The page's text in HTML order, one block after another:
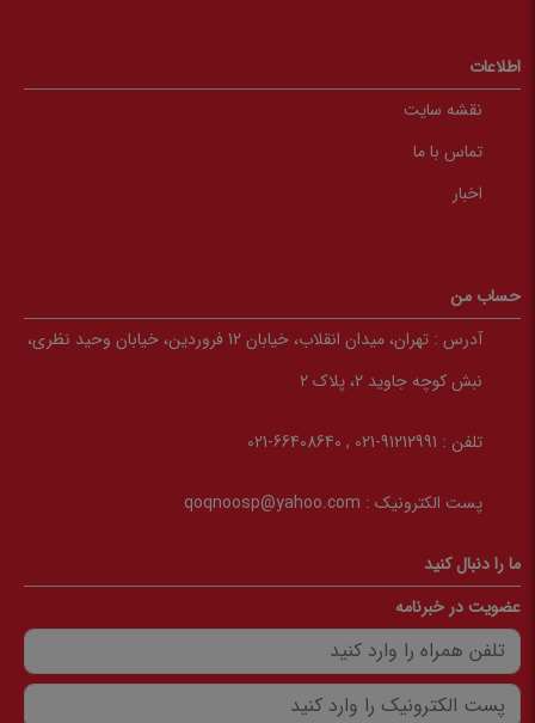
اطلاعات
نقشه سایت
تماس با ما
اخبار
حساب من
آدرس :
تهران، میدان انقلاب، خیابان 12 فروردین، خیابان وحید نظری،
نبش کوچه جاوید 2، پلاک 2
تلفن : 91212991-021 , 66408640-021
پست الکترونیک : qoqnoosp@yahoo.com
ما را دنبال کنید
عضویت در خبرنامه